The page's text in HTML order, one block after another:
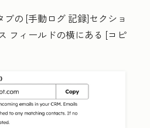
ブの [手動ログ 記録]セクショ
フィールドの横にある [コピ